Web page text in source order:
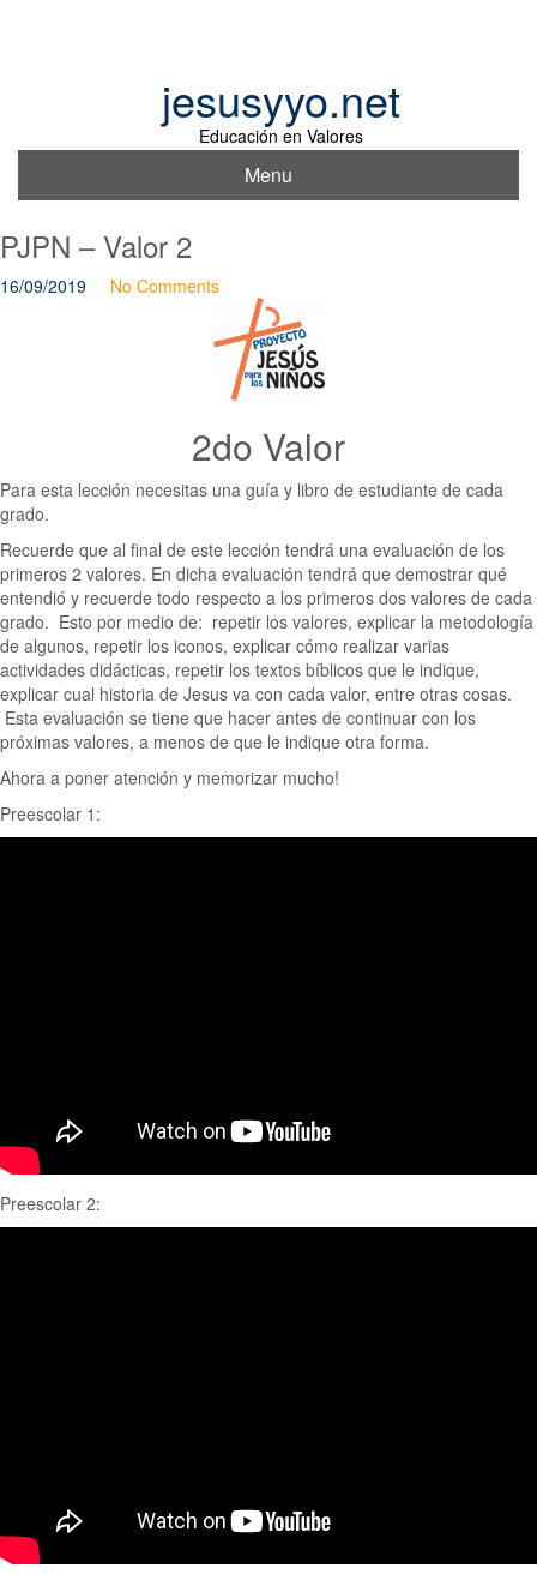
jesusyyo.net
Educación en Valores
Menu
PJPN – Valor 2
16/09/2019 No Comments
2do Valor
Para esta lección necesitas una guía y libro de estudiante de cada
grado.
Recuerde que al final de este lección tendrá una evaluación de los
primeros 2 valores. En dicha evaluación tendrá que demostrar qué
entendió y recuerde todo respecto a los primeros dos valores de cada
grado. Esto por medio de: repetir los valores, explicar la metodología
de algunos, repetir los iconos, explicar cómo realizar varias
actividades didácticas, repetir los textos bíblicos que le indique,
explicar cual historia de Jesus va con cada valor, entre otras cosas.
Esta evaluación se tiene que hacer antes de continuar con los
próximas valores, a menos de que le indique otra forma.
Ahora a poner atención y memorizar mucho!
Preescolar 1:
Preescolar 2: